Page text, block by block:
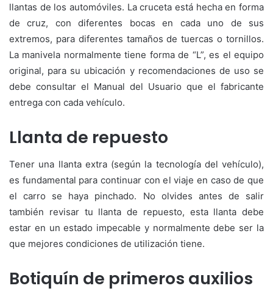
llantas de los automóviles. La cruceta está hecha en forma
de cruz, con diferentes bocas en cada uno de sus
extremos, para diferentes tamaños de tuercas o tornillos.
La manivela normalmente tiene forma de “L”, es el equipo
original, para su ubicación y recomendaciones de uso se
debe consultar el Manual del Usuario que el fabricante
entrega con cada vehículo.
Llanta de repuesto
Tener una llanta extra (según la tecnología del vehículo),
es fundamental para continuar con el viaje en caso de que
el carro se haya pinchado. No olvides antes de salir
también revisar tu llanta de repuesto, esta llanta debe
estar en un estado impecable y normalmente debe ser la
que mejores condiciones de utilización tiene.
Botiquín de primeros auxilios